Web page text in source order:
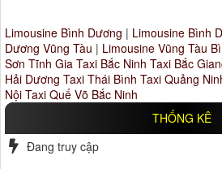
Limousine Bình Dương | Limousine Bình
Dương Vũng Tàu | Limousine Vũng Tàu
Sơn Tĩnh Gia Taxi Bắc Ninh Taxi Bắc
Hải Dương Taxi Thái Bình Taxi Quảng
Nội Taxi Quế Võ Bắc Ninh
THỐNG KÊ
Đang truy cập